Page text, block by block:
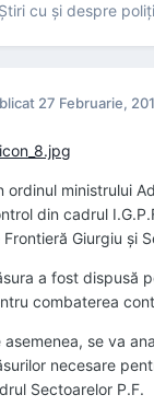
Ştiri cu şi despre
27 Februarie,
ordinul ministrului
din cadrul
Frontieră Giurgiu şi
a fost dispusă
combaterea
asemenea, se va
necesare
Sectoarelor P.F.